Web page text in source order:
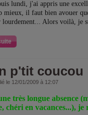
lundi, j'ai appris une
mieux, il faut bien avouer
lourdement... Alors voilà, je
p'tit coucou
le 12/01/2009 à 12:07
très longue absence
chéri en vacances...),